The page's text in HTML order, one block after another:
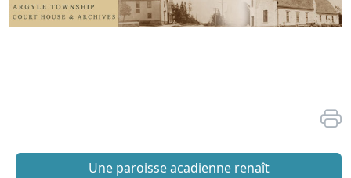
Une paroisse acadienne renaît